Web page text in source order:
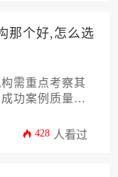
那个好,怎么选
需重点考察其
功案例质量，
428 人看过